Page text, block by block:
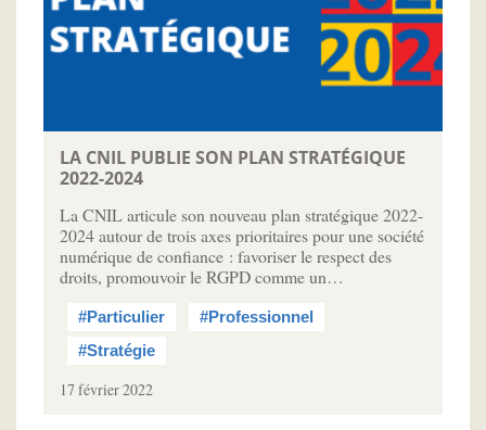
LA CNIL PUBLIE SON PLAN STRATÉGIQUE
2022-2024
La CNIL articule son nouveau plan stratégique 2022-
2024 autour de trois axes prioritaires pour une société
numérique de confiance : favoriser le respect des
droits, promouvoir le RGPD comme un…
#Particulier
#Professionnel
#Stratégie
17 février 2022